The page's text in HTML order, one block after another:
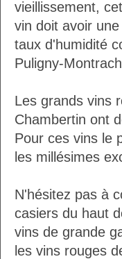
vieillissement,
vin doit avoir
taux d'humidité
Puligny-
Les grands vins
Chambertin ont
Pour ces vins le
les millésimes
N'hésitez pas à
casiers du haut
vins de grande
les vins rouges